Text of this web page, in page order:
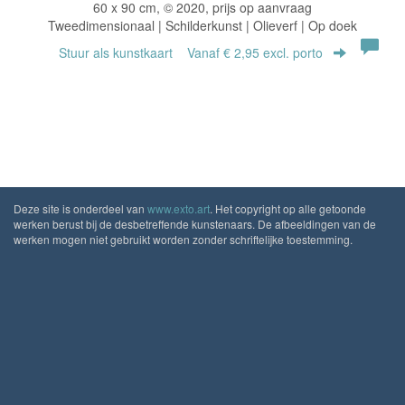
60 x 90 cm, © 2020, prijs op aanvraag
Tweedimensionaal | Schilderkunst | Olieverf | Op doek
Stuur als kunstkaart Vanaf € 2,95 excl. porto
Deze site is onderdeel van www.exto.art. Het copyright op alle getoonde
werken berust bij de desbetreffende kunstenaars. De afbeeldingen van de
werken mogen niet gebruikt worden zonder schriftelijke toestemming.